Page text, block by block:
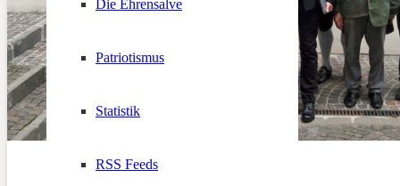
Die Ehrensalve
Patriotismus
Statistik
RSS Feeds